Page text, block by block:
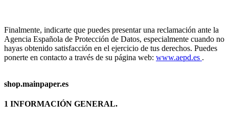
Finalmente, indicarte que puedes presentar una reclamación ante la
Agencia Española de Protección de Datos, especialmente cuando no
hayas obtenido satisfacción en el ejercicio de tus derechos. Puedes
ponerte en contacto a través de su página web: www.aepd.es .
shop.mainpaper.es
1 INFORMACIÓN GENERAL.